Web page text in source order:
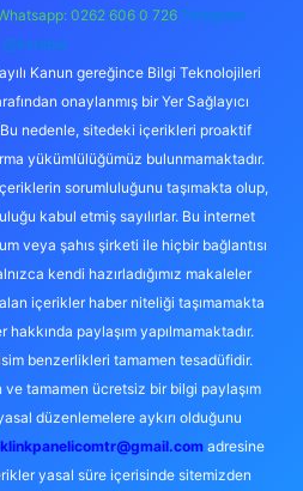
0262 606 0 726 Telegram:
@karabul
Kanun gereğince Bilgi Teknolojileri
onaylanmış bir Yer Sağlayıcı
nedenle, sitedeki içerikleri proaktif
yükümlülüğümüz bulunmamaktadır.
sorumluluğunu taşımakta olup,
kabul etmiş sayılırlar. Bu internet
veya şahıs şirketi ile hiçbir bağlantısı
kendi hazırladığımız makaleler
içerikler haber niteliği taşımamakta
paylaşım yapılmamaktadır.
benzerlikleri tamamen tesadüfidir.
tamamen ücretsiz bir bilgi paylaşım
düzenlemelere aykırı olduğunu
adresine
yasal süre içerisinde sitemizden